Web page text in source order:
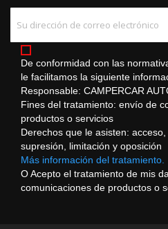
De conformidad con las
le facilitamos la siguiente
Responsable: CAMPERCAR
Fines del tratamiento: envío de
productos o servicios
Derechos que le asisten:
supresión, limitación y oposición
Más información del tratamiento.
O Acepto el tratamiento de mis
comunicaciones de productos o